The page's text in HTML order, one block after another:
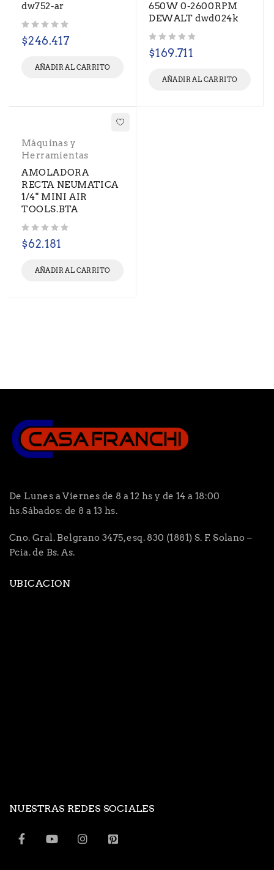
dw752-ar
$246.417
AÑADIR AL CARRITO
650W 0-2600RPM
DEWALT dwd024k
$169.711
AÑADIR AL CARRITO
Máquinas y
Herramientas
AMOLADORA
RECTA NEUMATICA
1/4" MINI AIR
TOOLS.BTA
$62.181
AÑADIR AL CARRITO
De Lunes a Viernes de 8 a 12 hs y de 14 a 18:00
hs.Sábados: de 8 a 13 hs.
Cno. Gral. Belgrano 3475, esq. 830 (1881) S. F. Solano –
Pcia. de Bs. As.
UBICACION
NUESTRAS REDES SOCIALES